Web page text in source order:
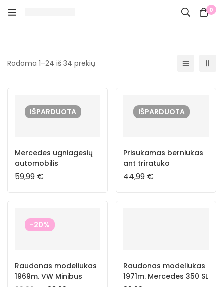
0
Rodoma 1–24 iš 34 prekių
IŠPARDUOTA
Mercedes ugniagesių
automobilis
59,99 €
IŠPARDUOTA
Prisukamas berniukas
ant triratuko
44,99 €
-20%
Raudonas modeliukas
1969m. VW Minibus
Raudonas modeliukas
1971m. Mercedes 350 SL